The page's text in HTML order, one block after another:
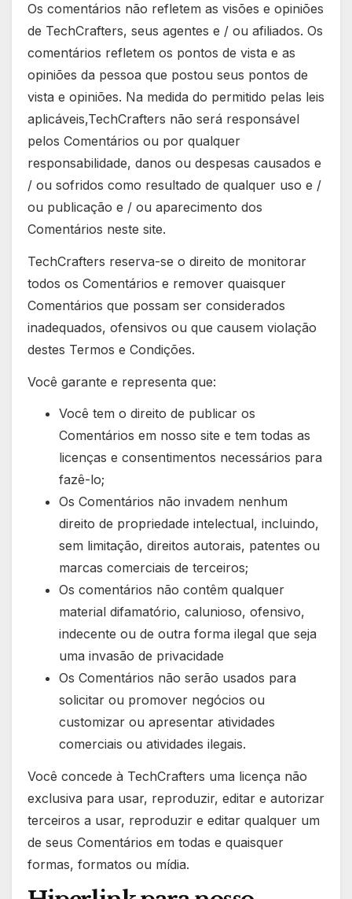
Os comentários não refletem as visões e opiniões
de TechCrafters, seus agentes e / ou afiliados. Os
comentários refletem os pontos de vista e as
opiniões da pessoa que postou seus pontos de
vista e opiniões. Na medida do permitido pelas leis
aplicáveis,TechCrafters não será responsável
pelos Comentários ou por qualquer
responsabilidade, danos ou despesas causados e
/ ou sofridos como resultado de qualquer uso e /
ou publicação e / ou aparecimento dos
Comentários neste site.
TechCrafters reserva-se o direito de monitorar
todos os Comentários e remover quaisquer
Comentários que possam ser considerados
inadequados, ofensivos ou que causem violação
destes Termos e Condições.
Você garante e representa que:
Você tem o direito de publicar os
Comentários em nosso site e tem todas as
licenças e consentimentos necessários para
fazê-lo;
Os Comentários não invadem nenhum
direito de propriedade intelectual, incluindo,
sem limitação, direitos autorais, patentes ou
marcas comerciais de terceiros;
Os comentários não contêm qualquer
material difamatório, calunioso, ofensivo,
indecente ou de outra forma ilegal que seja
uma invasão de privacidade
Os Comentários não serão usados para
solicitar ou promover negócios ou
customizar ou apresentar atividades
comerciais ou atividades ilegais.
Você concede à TechCrafters uma licença não
exclusiva para usar, reproduzir, editar e autorizar
terceiros a usar, reproduzir e editar qualquer um
de seus Comentários em todas e quaisquer
formas, formatos ou mídia.